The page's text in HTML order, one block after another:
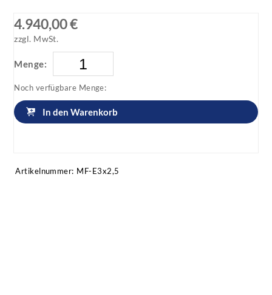
4.940,00 €
zzgl. MwSt.
Menge:
Noch verfügbare Menge:
In den Warenkorb
Artikelnummer: MF-E3x2,5